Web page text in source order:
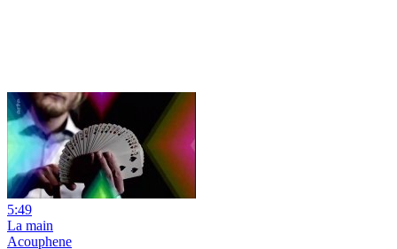
5:49
La main
Acouphene